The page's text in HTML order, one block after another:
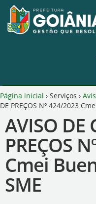
Página inicial › Serviços ›
DE PREÇOS Nº 424/2023
AVISO DE
PREÇOS
Cmei
SME